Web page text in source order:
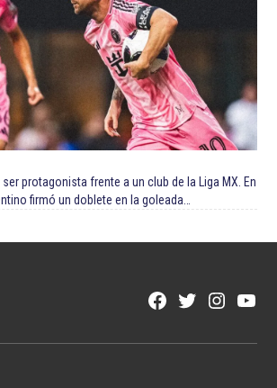
protagonista frente a un club de la Liga MX. En
firmó un doblete en la goleada…
Facebook
Twitter